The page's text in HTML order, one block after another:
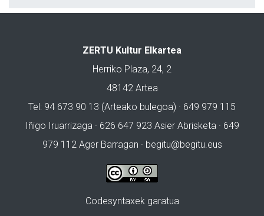
ZERTU Kultur Elkartea
Herriko Plaza, 24, 2
48142 Artea
Tel: 94 673 90 13 (Arteako bulegoa) · 649 979 115
Iñigo Iruarrizaga · 626 647 923 Asier Abrisketa · 649
979 112 Ager Barragan · begitu@begitu.eus
Codesyntaxek garatua